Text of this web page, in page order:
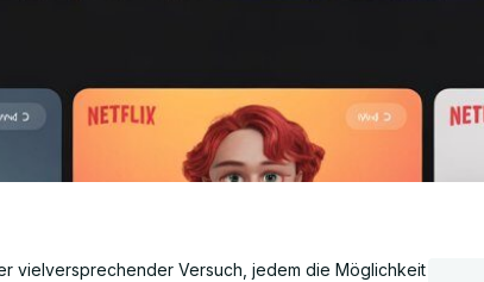
vielversprechender Versuch, jedem die Möglichkeit